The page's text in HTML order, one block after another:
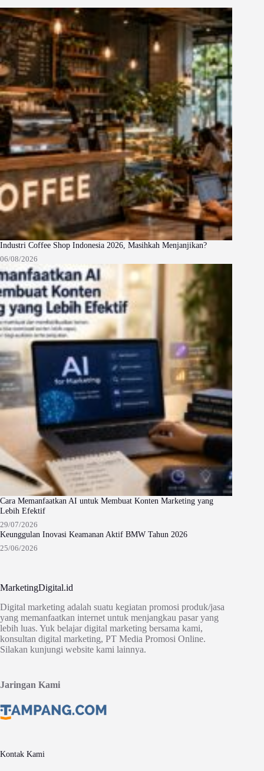
Industri Coffee Shop Indonesia 2026, Masihkah Menjanjikan?
06/08/2026
Cara Memanfaatkan AI untuk Membuat Konten Marketing yang
Lebih Efektif
29/07/2026
Keunggulan Inovasi Keamanan Aktif BMW Tahun 2026
25/06/2026
MarketingDigital.id
Digital marketing adalah suatu kegiatan promosi produk/jasa
yang memanfaatkan internet untuk menjangkau pasar yang
lebih luas. Yuk belajar digital marketing bersama kami,
konsultan digital marketing, PT Media Promosi Online.
Silakan kunjungi website kami lainnya.
Jaringan Kami
Kontak Kami